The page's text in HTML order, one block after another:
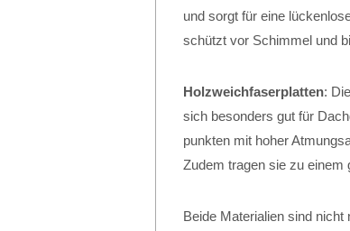
und sorgt für eine
schützt vor Schimmel und
Holzweichfaserplatten:
sich besonders gut für
punkten mit hoher
Zudem tragen sie zu einem
Beide Materialien sind